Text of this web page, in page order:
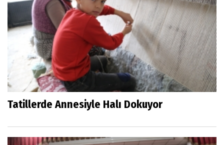
Tatillerde Annesiyle Halı Dokuyor